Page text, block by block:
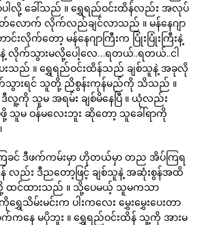
ာပါလို့ ခေါ်သည် ။ ရွှေရည်ဝင်းထိန်လည်း အလုပ်
လောက် လိုက်လည်ချင်လာသည် ။ မန်နေဂျာ
ာင်းလိုက်တော့ မန်နေဂျာကြီးက ပြုံးပြုံးကြီးနဲ့
လိုက်သွားမလို့ပေါ့လေ…ရတယ်..ရတယ်..ငါ
းသည် ။ ရွှေရည်ဝင်းထိန်သည် ချစ်သူနဲ့ အခုလို
သွားရင် သူတို့ ညိစွန်းကုန်မည်ကို သိသည် ။
ကို သူမ အရမ်း ချစ်မိနေပြီ ။ ယုံလည်း
မ ဝန်မလေးဘူး ဆိုတော့ သူခေါ်ရာကို
ခင် ဒီဖက်ကမ်းမှာ ဟိုတယ်မှာ တည အိပ်ကြရ
လည်း ဒီညတော့ဖြင့် ချစ်သူနဲ့ အဆုံးစွန်အထိ
ထင်ထားသည် ။ သို့ပေမယ့် သူမကသာ
ေသိမ်းမင်းက ပါးကလေး မွှေးမွှေးပေးတာ
က်ကနေ မပိုဘူး ။ ရွှေရည်ဝင်းထိန် သူ့ကို အားမ